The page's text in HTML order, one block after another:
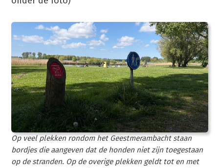
Op veel plekken rondom het Geestmerambacht staan
bordjes die aangeven dat de honden niet zijn toegestaan
op de stranden. Op de overige plekken geldt tot en met